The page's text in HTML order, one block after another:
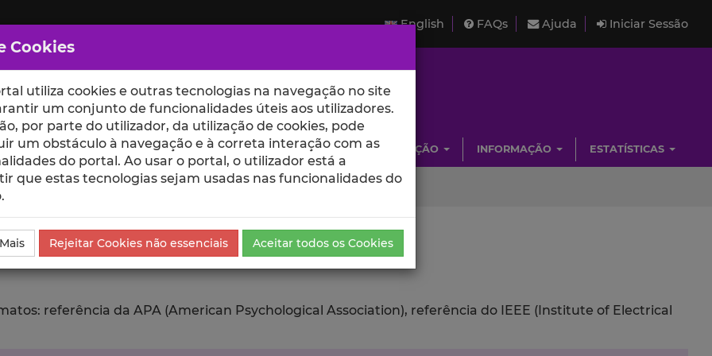
English FAQs Ajuda Iniciar Sessão
ESCOLAS UNIDADES INVESTIGAÇÃO INFORMAÇÃO ESTATÍSTICAS
Exportar
referência da APA (American Psychological Association), referência do IEEE (Institute of Electrical
Cookies
utiliza cookies e outras tecnologias na navegação no site
um conjunto de funcionalidades úteis aos utilizadores.
por parte do utilizador, da utilização de cookies, pode
um obstáculo à navegação e à correta interação com as
do portal. Ao usar o portal, o utilizador está a
que estas tecnologias sejam usadas nas funcionalidades do
Rejeitar Cookies não essenciais Aceitar todos os Cookies